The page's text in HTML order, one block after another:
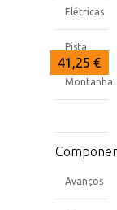
48,99 €
44,99 €
41,25 €
Elétricas
Pista
Montanha
Avanços